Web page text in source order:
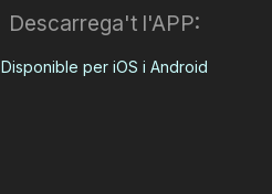
Descarrega't l'APP:
Disponible per iOS i Android